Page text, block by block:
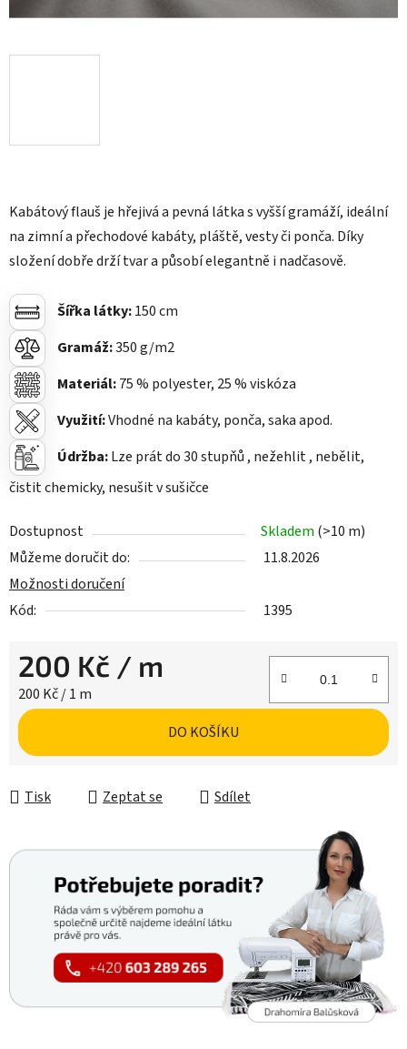
Kabátový flauš je hřejivá a pevná látka s vyšší gramáží, ideální
na zimní a přechodové kabáty, pláště, vesty či ponča. Díky
složení dobře drží tvar a působí elegantně i nadčasově.
Šířka látky:150 cm
Gramáž:350g/m2
Materiál:75 % polyester, 25 % viskóza
Využití:Vhodné na kabáty, ponča, saka apod.
Údržba:Lze prát do 30 stupňů , nežehlit , nebělit,
čistit chemicky, nesušit v sušičce
Dostupnost Skladem (>10 m)
Můžeme doručit do:
11.8.2026
Možnosti doručení
Kód:
1395
200 Kč / m
Měrná cena:
200 Kč / 1 m
DO KOŠÍKU
Tisk Zeptat se Sdílet